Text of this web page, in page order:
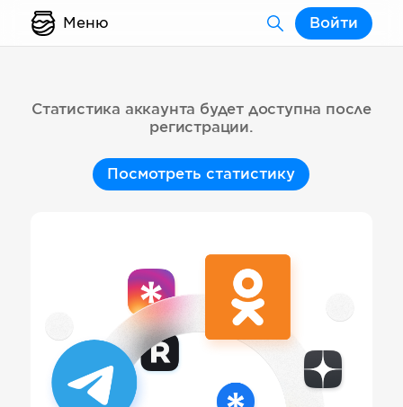
Меню Войти
Статистика аккаунта будет доступна после
регистрации.
Посмотреть статистику